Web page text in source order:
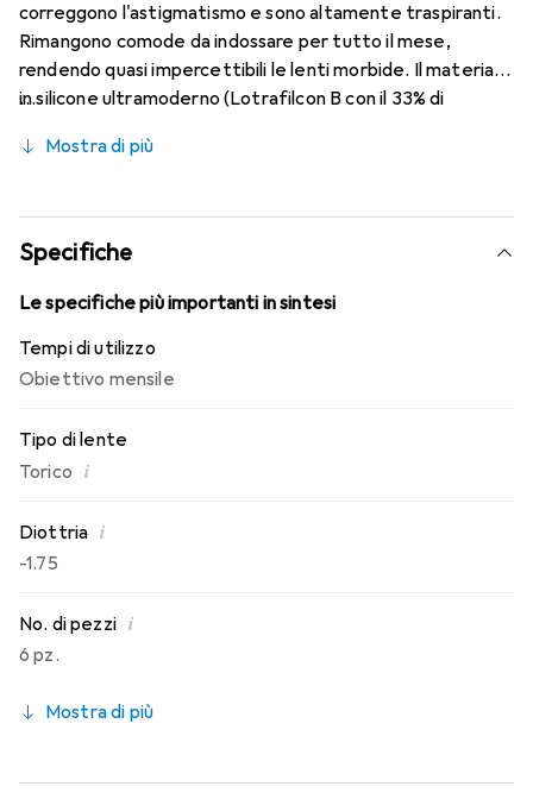
correggono l'astigmatismo e sono altamente traspiranti.
Rimangono comode da indossare per tutto il mese,
rendendo quasi impercettibili le lenti morbide. Il materiale
in silicone ultramoderno (Lotrafilcon B con il 33% di
HydraGlyde Moisture Matrix e la nota tecnologia
indossabilità che conosci. Un comfort duraturo e senza
interruzioni per tutto il giorno con le lenti mensili.
Mostra di più
Specifiche
Le specifiche più importanti in sintesi
Tempi di utilizzo
Obiettivo mensile
Tipo di lente
Torico i
Diottria i
-1.75
No. di pezzi i
6 pz.
Mostra di più